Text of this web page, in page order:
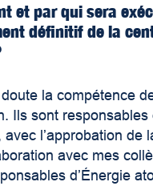
et par qui sera
définitif de la
la compétence
Ils sont
l’approbation de
avec mes
d’Énergie